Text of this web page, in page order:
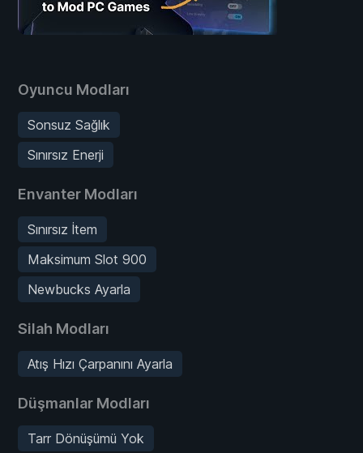
Oyuncu Modları
Sonsuz Sağlık
Sınırsız Enerji
Envanter Modları
Sınırsız İtem
Maksimum Slot 900
Newbucks Ayarla
Silah Modları
Atış Hızı Çarpanını Ayarla
Düşmanlar Modları
Tarr Dönüşümü Yok